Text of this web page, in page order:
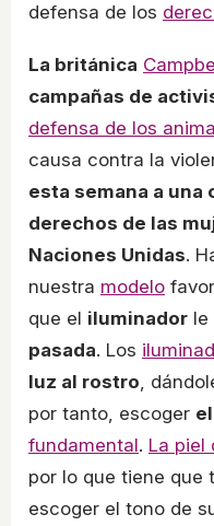
defensa de los
La británica
campañas de
defensa de los
causa contra la
esta semana a una
derechos de las
Naciones Unidas.
nuestra modelo
que el iluminador le
pasada. Los
luz al rostro,
por tanto, escoger
fundamental. La piel
por lo que tiene que
escoger el tono de